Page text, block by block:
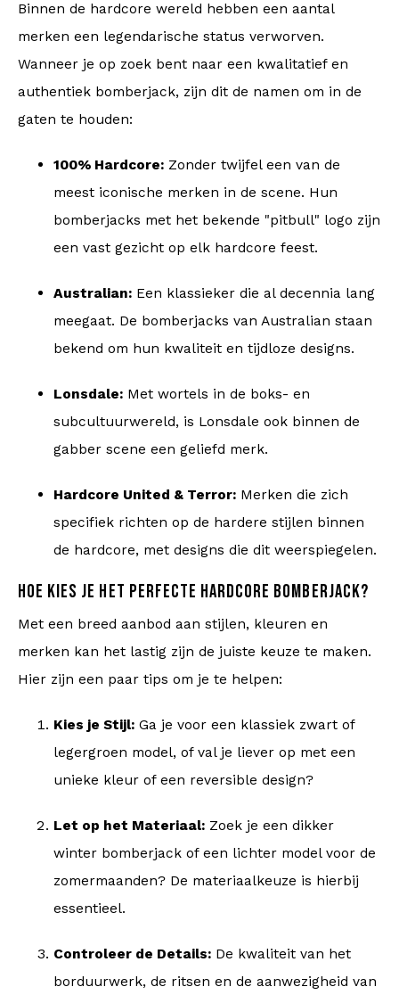
Binnen de hardcore wereld hebben een aantal
merken een legendarische status verworven.
Wanneer je op zoek bent naar een kwalitatief en
authentiek bomberjack, zijn dit de namen om in de
gaten te houden:
100% Hardcore: Zonder twijfel een van de
meest iconische merken in de scene. Hun
bomberjacks met het bekende "pitbull" logo zijn
een vast gezicht op elk hardcore feest.
Australian: Een klassieker die al decennia lang
meegaat. De bomberjacks van Australian staan
bekend om hun kwaliteit en tijdloze designs.
Lonsdale: Met wortels in de boks- en
subcultuurwereld, is Lonsdale ook binnen de
gabber scene een geliefd merk.
Hardcore United & Terror: Merken die zich
specifiek richten op de hardere stijlen binnen
de hardcore, met designs die dit weerspiegelen.
HOE KIES JE HET PERFECTE HARDCORE BOMBERJACK?
Met een breed aanbod aan stijlen, kleuren en
merken kan het lastig zijn de juiste keuze te maken.
Hier zijn een paar tips om je te helpen:
Kies je Stijl: Ga je voor een klassiek zwart of
legergroen model, of val je liever op met een
unieke kleur of een reversible design?
Let op het Materiaal: Zoek je een dikker
winter bomberjack of een lichter model voor de
zomermaanden? De materiaalkeuze is hierbij
essentieel.
Controleer de Details: De kwaliteit van het
borduurwerk, de ritsen en de aanwezigheid van